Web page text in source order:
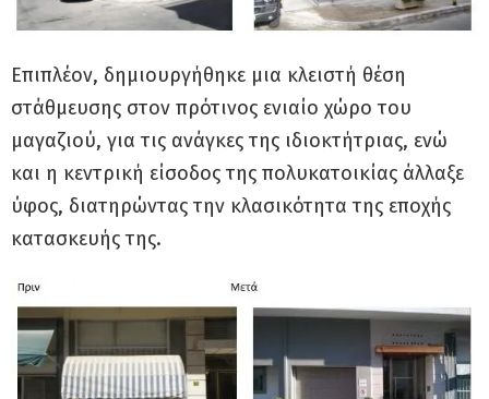
Επιπλέον, δημιουργήθηκε μια κλειστή θέση
στάθμευσης στον πρότινος ενιαίο χώρο του
μαγαζιού, για τις ανάγκες της ιδιοκτήτριας, ενώ
και η κεντρική είσοδος της πολυκατοικίας άλλαξε
ύφος, διατηρώντας την κλασικότητα της εποχής
κατασκευής της.